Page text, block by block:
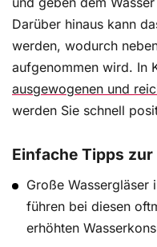
Darüber hinaus kann
werden, wodurch
aufgenommen wird. In
ausgewogenen und
werden Sie schnell
Einfache Tipps
Große Wassergläser
führen bei diesen
erhöhten